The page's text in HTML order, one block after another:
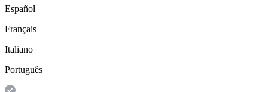
Español
Français
Italiano
Português